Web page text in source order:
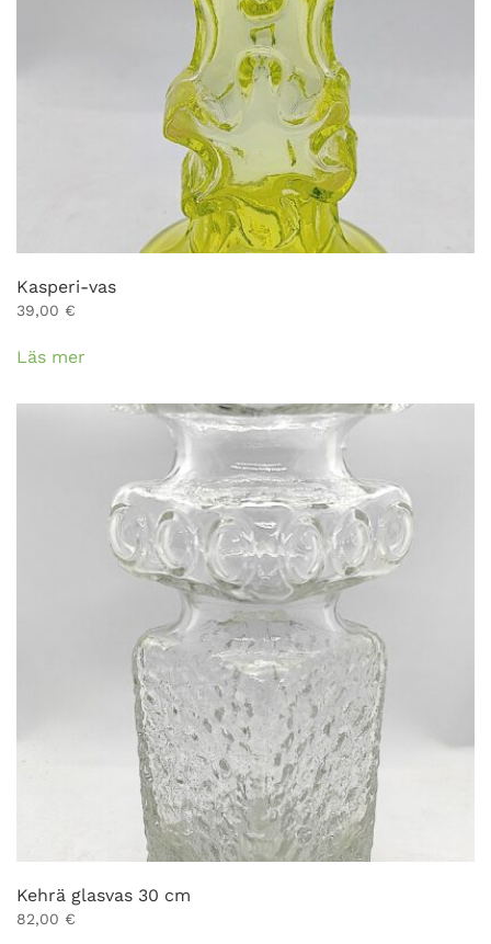
produktsidan
Kasperi-vas
39,00 €
Läs mer
Kehrä glasvas 30 cm
82,00 €